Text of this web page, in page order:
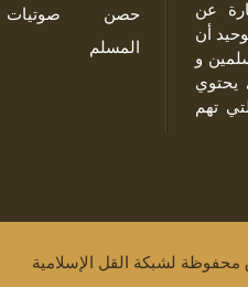
عن
أن
و
يحتوي
تهم
حصن
المسلم
صوتيات
محفوظة لشبكة القل الإسلامية